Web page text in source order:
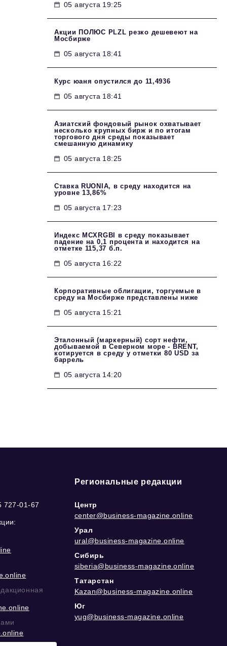
05 августа 19:25
Акции ПОЛЮС PLZL резко дешевеют на
Мосбирже
05 августа 18:41
Курс юаня опустился до 11,4936
05 августа 18:41
Азиатский фондовый рынок охватывает
несколько крупных бирж и по итогам
торгового дня среды показывает
смешанную динамику
05 августа 18:25
Ставка RUONIA, в среду находится на
уровне 13,86%
05 августа 17:23
Индекс MCXRGBI в среду показывает
падение на 0,1 процента и находится на
отметке 115,37 б.п.
05 августа 16:22
Корпоративные облигации, торгуемые в
среду на Мосбирже представлены ниже
05 августа 15:21
Эталонный (маркерный) сорт нефти,
добываемой в Северном море - BRENT,
котируется в среду у отметки 80 USD за
баррель
05 августа 14:20
727-01-67
Региональные редакции
Центр
center@business-magazine.online
Урал
ural@business-magazine.online
Сибирь
siberia@business-magazine.online
Татарстан
Kazan@business-magazine.online
Юг
yug@business-magazine.online